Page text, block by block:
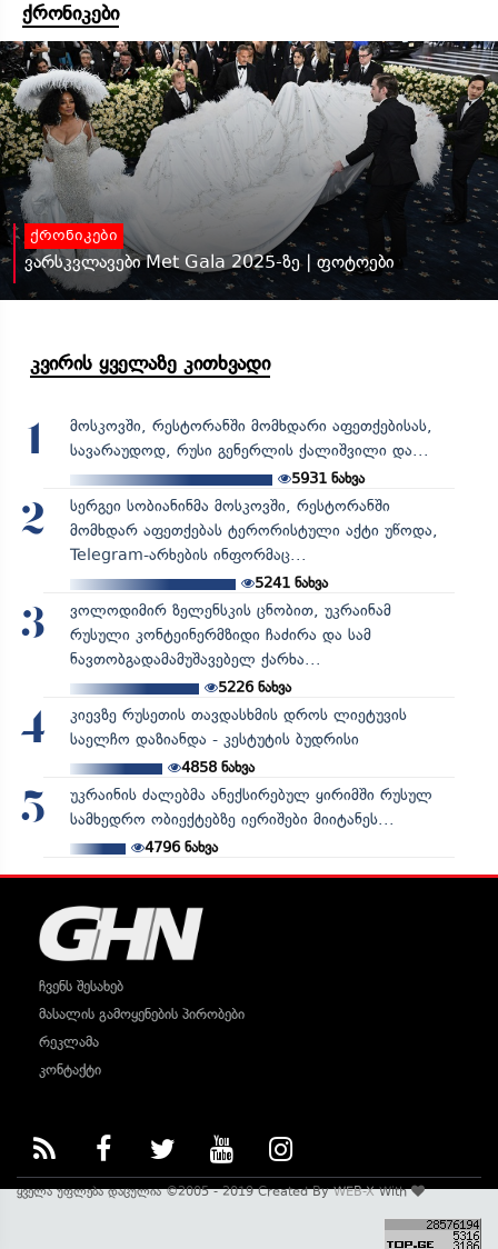
ქრონიკები
ქრონიკები
ვარსკვლავები Met Gala 2025-ზე | ფოტოები
კვირის ყველაზე კითხვადი
1
მოსკოვში, რესტორანში მომხდარი აფეთქებისას,
სავარაუდოდ, რუსი გენერლის ქალიშვილი და...
5931 ნახვა
2
სერგეი სობიანინმა მოსკოვში, რესტორანში
მომხდარ აფეთქებას ტერორისტული აქტი უწოდა,
Telegram-არხების ინფორმაც...
5241ნახვა
3
ვოლოდიმირ ზელენსკის ცნობით, უკრაინამ
რუსული კონტეინერმზიდი ჩაძირა და სამ
ნავთობგადამამუშავებელ ქარხა...
5226ნახვა
4
კიევზე რუსეთის თავდასხმის დროს ლიეტუვის
საელჩო დაზიანდა - კესტუტის ბუდრისი
4858ნახვა
5
უკრაინის ძალებმა ანექსირებულ ყირიმში რუსულ
სამხედრო ობიექტებზე იერიშები მიიტანეს...
4796ნახვა
ჩვენს შესახებ
მასალის გამოყენების პირობები
რეკლამა
კონტაქტი
ყველა უფლება დაცულია ©2005 - 2019 Created ByWEB-XWith